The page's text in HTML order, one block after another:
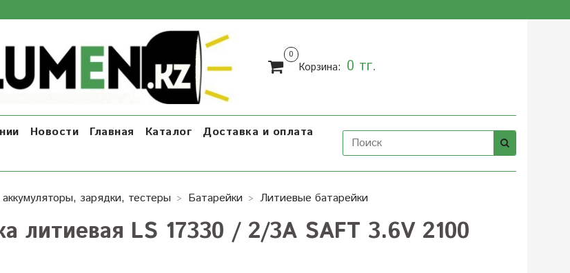
0
Корзина: 0 тг.
Новости Главная Каталог
Доставка и оплата
зарядки, тестеры Батарейки Литиевые батарейки
литиевая LS 17330 / 2/3A SAFT 3.6V 2100